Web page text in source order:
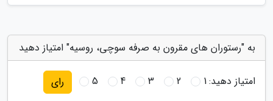
به "رستوران های مقرون به صرفه سوچی، روسیه" امتیاز دهید
امتیاز دهید:1
2
3
4
5 رای